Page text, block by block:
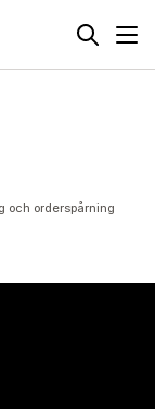
och orderspårning